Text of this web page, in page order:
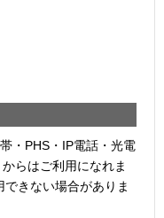
・PHS・IP電話・光電
らはご利用になれま
きない場合がありま